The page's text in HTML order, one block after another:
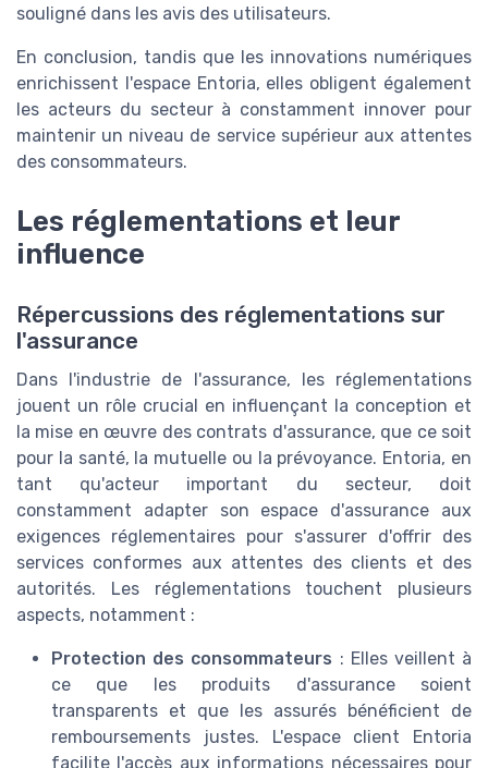
souligné dans les avis des utilisateurs.
En conclusion, tandis que les innovations numériques
enrichissent l'espace Entoria, elles obligent également
les acteurs du secteur à constamment innover pour
maintenir un niveau de service supérieur aux attentes
des consommateurs.
Les réglementations et leur
influence
Répercussions des réglementations sur
l'assurance
Dans l'industrie de l'assurance, les réglementations
jouent un rôle crucial en influençant la conception et
la mise en œuvre des contrats d'assurance, que ce soit
pour la santé, la mutuelle ou la prévoyance. Entoria, en
tant qu'acteur important du secteur, doit
constamment adapter son espace d'assurance aux
exigences réglementaires pour s'assurer d'offrir des
services conformes aux attentes des clients et des
autorités. Les réglementations touchent plusieurs
aspects, notamment :
Protection des consommateurs : Elles veillent à
ce que les produits d'assurance soient
transparents et que les assurés bénéficient de
remboursements justes. L'espace client Entoria
facilite l'accès aux informations nécessaires pour